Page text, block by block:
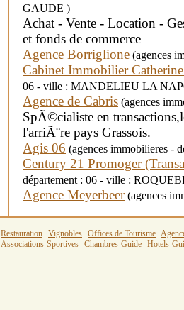
GAUDE )
Achat - Vente - Location -
et fonds de commerce
Agence Borriglione (agences
Cabinet Immobilier
06 - ville : MANDELIEU LA
Agence de Cabris (agences
SpÃ©cialiste en
l'arriÃ¨re pays Grassois.
Agis 06 (agences immobilieres -
Century 21 Promoger
département : 06 - ville :
Agence Meyerbeer(agences
Restauration Vignobles Offices de Tourisme
Associations-Sportives Chambres-Guide Hotels-